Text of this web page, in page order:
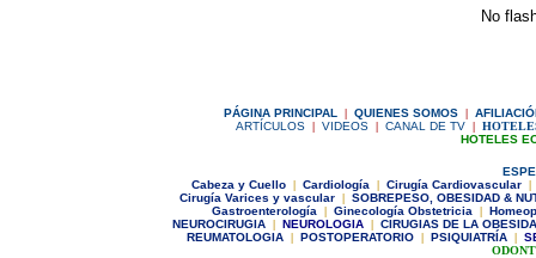
No
PÁGINA PRINCIPAL | QUIENES SOMOS | A
ARTÍCULOS | VIDEOS | CANAL DE TV |
HOTELES
Cabeza y Cuello | Cardiología | Cirugía Cardiovascular |
Cirugía Varices y vascular | SOBREPESO, OBESIDAD &
Gastroenterología
| Ginecología Obstetricia |
NEUROCIRUGIA | NEUROLOGIA | CIRUGIAS DE LA
REUMATOLOGIA | POSTOPERATORIO | PSIQUIATRÍA |